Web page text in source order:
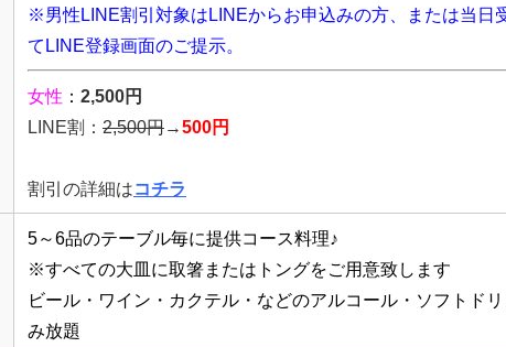
※男性LINE割引対象はLINEからお申込みの方、または当日
てLINE登録画面のご提示。
女性 ： 2,500円
LINE割： 2,500円→500円
割引の詳細はコチラ
5～6品のテーブル毎に提供コース料理♪
※すべての大皿に取箸またはトングをご用意致します
ビール・ワイン・カクテル・などのアルコール・ソフトド
み放題